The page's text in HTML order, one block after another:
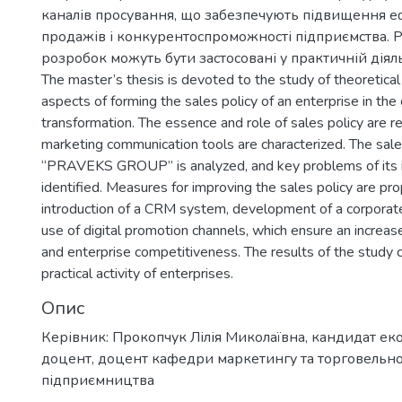
каналів просування, що забезпечують підвищення
продажів і конкурентоспроможності підприємства.
розробок можуть бути застосовані у практичній
The master’s thesis is devoted to the study of
aspects of forming the sales policy of an enterprise in
transformation. The essence and role of sales policy are
marketing communication tools are characterized. The
“PRAVEKS GROUP” is analyzed, and key problems of
identified. Measures for improving the sales policy are
introduction of a CRM system, development of a
use of digital promotion channels, which ensure an
and enterprise competitiveness. The results of the study
practical activity of enterprises.
Опис
Керівник: Прокопчук Лілія Миколаївна, кандидат
доцент, доцент кафедри маркетингу та
підприємництва